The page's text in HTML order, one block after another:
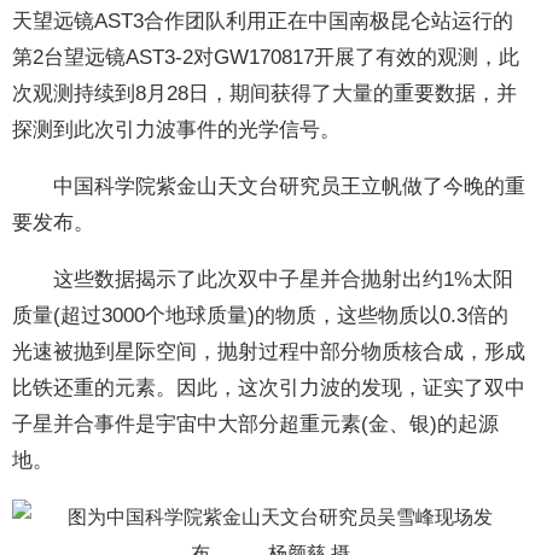
天望远镜AST3合作团队利用正在中国南极昆仑站运行的
第2台望远镜AST3-2对GW170817开展了有效的观测，此
次观测持续到8月28日，期间获得了大量的重要数据，并
探测到此次引力波事件的光学信号。
中国科学院紫金山天文台研究员王立帆做了今晚的重
要发布。
这些数据揭示了此次双中子星并合抛射出约1%太阳
质量(超过3000个地球质量)的物质，这些物质以0.3倍的
光速被抛到星际空间，抛射过程中部分物质核合成，形成
比铁还重的元素。因此，这次引力波的发现，证实了双中
子星并合事件是宇宙中大部分超重元素(金、银)的起源
地。